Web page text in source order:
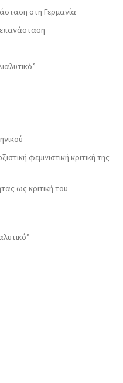
στη Γερμανία
επανάσταση
φεμινιστική κριτική της
ως κριτική του